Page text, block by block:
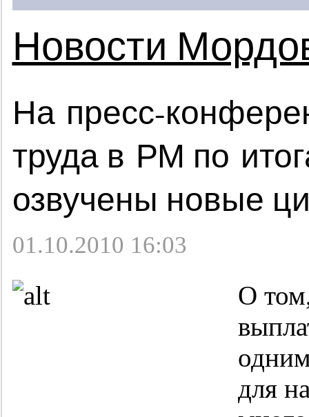
Новости
На пресс-
труда в РМ по
озвучены новые
01.10.2010 16:03
О
для